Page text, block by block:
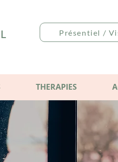
Présentiel /
THERAPIES